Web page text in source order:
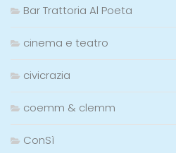
Bar Trattoria Al Poeta
cinema e teatro
civicrazia
coemm & clemm
ConSì